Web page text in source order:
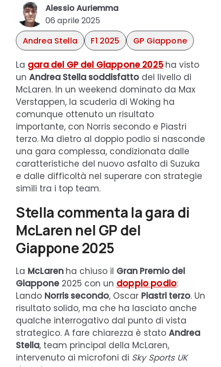
Alessio Auriemma
06 aprile 2025
Andrea Stella
F1 2025 GP Giappone
La gara del GP del Giappone 2025 ha visto
un Andrea Stella soddisfatto del livello di
McLaren. In un weekend dominato da Max
Verstappen, la scuderia di Woking ha
comunque ottenuto un risultato
importante, con Norris secondo e Piastri
terzo. Ma dietro al doppio podio si nasconde
una gara complessa, condizionata dalle
caratteristiche del nuovo asfalto di Suzuka
e dalle difficoltà nel superare con strategie
simili tra i top team.
Stella commenta la gara di
McLaren nel GP del
Giappone 2025
La McLaren ha chiuso il Gran Premio del
Giappone 2025 con un doppio podio:
Lando Norris secondo, Oscar Piastri terzo. Un
risultato solido, ma che ha lasciato anche
qualche interrogativo dal punto di vista
strategico. A fare chiarezza è stato Andrea
Stella, team principal della McLaren,
intervenuto ai microfoni di Sky Sports UK